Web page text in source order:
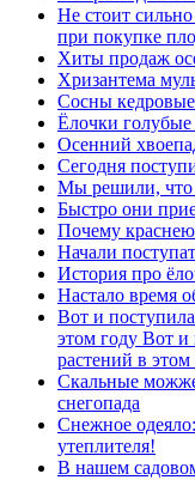
Не стоит
при покупке
Хиты продаж
Хризантема
Сосны
Ёлочки голубые
Осенний
Сегодня
Мы решили, что
Быстро они
Почему
Начали
История про
Настало время
Вот и
этом году Вот и
растений в этом
Скальные
снегопада
Снежное
утеплителя!
В нашем